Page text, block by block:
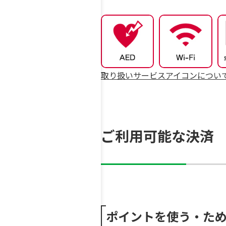
取り扱いサービスアイコンについ
ご利用可能な決済
ポイントを使う・た